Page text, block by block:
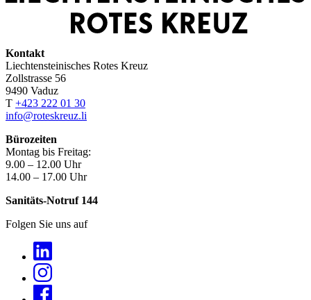
Kontakt
Liechtensteinisches Rotes Kreuz
Zollstrasse 56
9490 Vaduz
T +423 222 01 30
info@roteskreuz.li
Bürozeiten
Montag bis Freitag:
9.00 – 12.00 Uhr
14.00 – 17.00 Uhr
Sanitäts-Notruf 144
Folgen Sie uns auf